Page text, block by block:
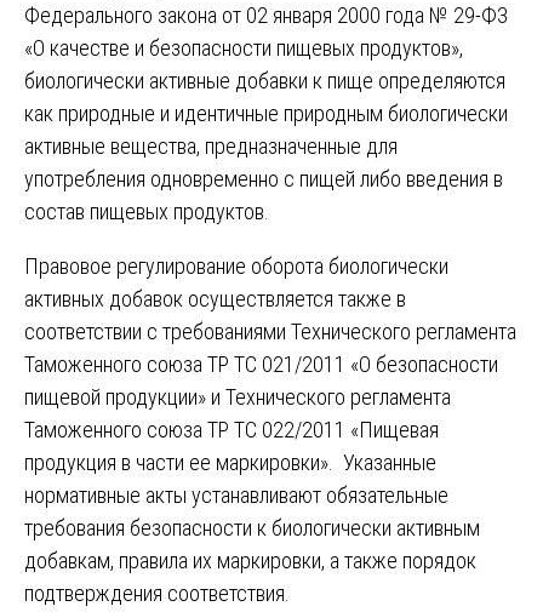
Федерального закона от 02 января 2000 года № 29-ФЗ
«О качестве и безопасности пищевых продуктов»,
биологически активные добавки к пище определяются
как природные и идентичные природным биологически
активные вещества, предназначенные для
употребления одновременно с пищей либо введения в
состав пищевых продуктов.
Правовое регулирование оборота биологически
активных добавок осуществляется также в
соответствии с требованиями Технического регламента
Таможенного союза ТР ТС 021/2011 «О безопасности
пищевой продукции» и Технического регламента
Таможенного союза ТР ТС 022/2011 «Пищевая
продукция в части ее маркировки». Указанные
нормативные акты устанавливают обязательные
требования безопасности к биологически активным
добавкам, правила их маркировки, а также порядок
подтверждения соответствия.